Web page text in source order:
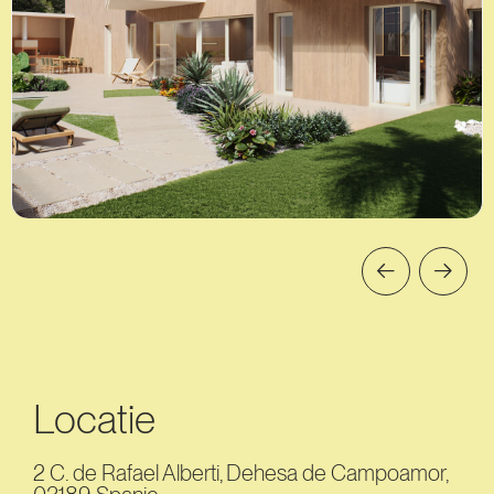
Locatie
2 C. de Rafael Alberti, Dehesa de Campoamor,